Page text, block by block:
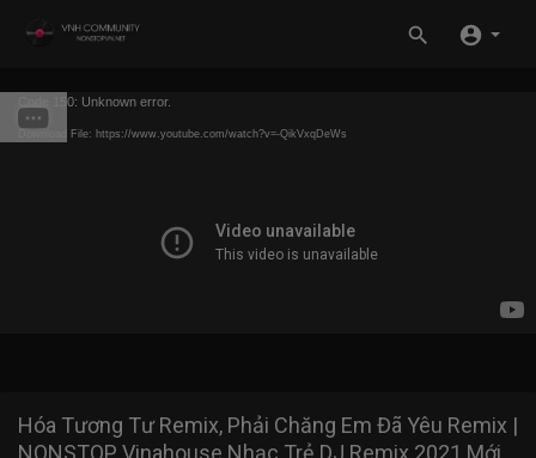
Code 150: Unknown error.
Download File: https://www.youtube.com/watch?v=-QikVxqDeWs
Hóa Tương Tư Remix, Phải Chăng Em Đã Yêu Remix |
NONSTOP Vinahouse Nhạc Trẻ DJ Remix 2021 Mới